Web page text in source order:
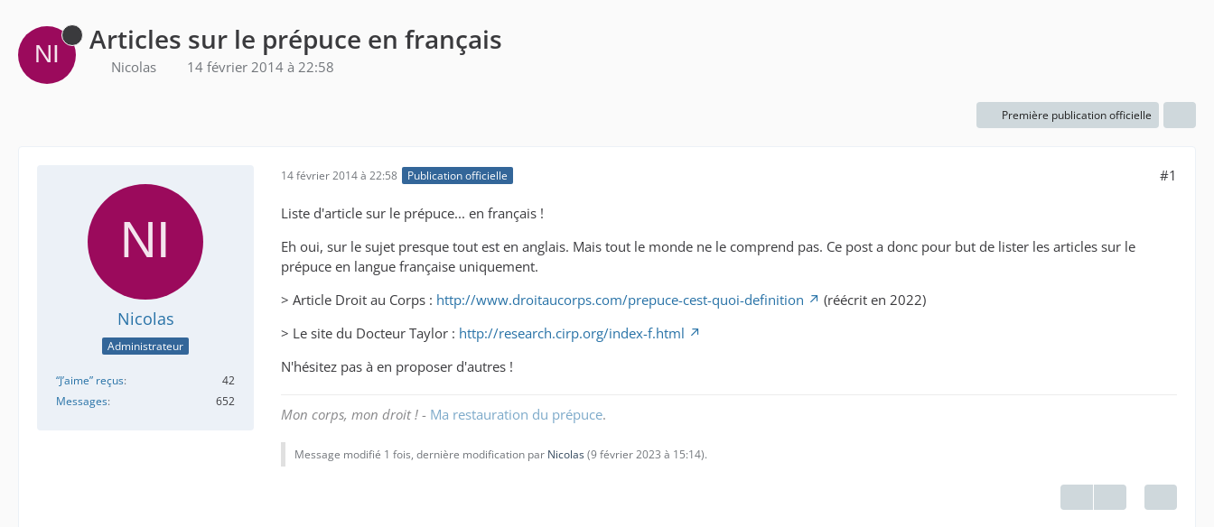
Articles sur le prépuce en français
Nicolas 14 février 2014 à 22:58
Première publication officielle
Nicolas
Administrateur
“J’aime” reçus
42
Messages
652
14 février 2014 à 22:58 Publication officielle #1
Liste d'article sur le prépuce... en français !
Eh oui, sur le sujet presque tout est en anglais. Mais tout le monde ne le comprend pas. Ce post a donc pour but de lister les articles sur le
prépuce en langue française uniquement.
> Article Droit au Corps : http://www.droitaucorps.com/prepuce-cest-quoi-definition
(réécrit en 2022)
> Le site du Docteur Taylor : http://research.cirp.org/index-f.html
N'hésitez pas à en proposer d'autres !
Mon corps, mon droit ! - Ma restauration du prépuce.
Message modifié 1 fois, dernière modification par Nicolas(9 février 2023 à 15:14).